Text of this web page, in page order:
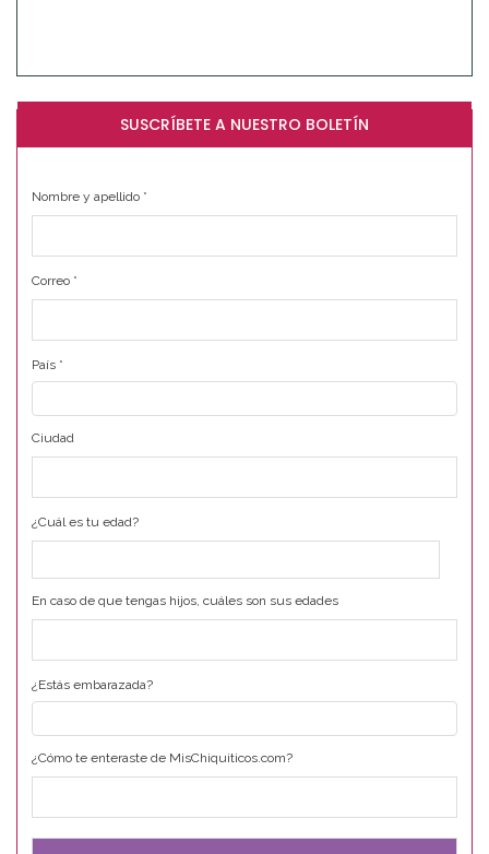
SUSCRÍBETE A NUESTRO BOLETÍN
Nombre y apellido *
Correo *
País *
Ciudad
¿Cuál es tu edad?
En caso de que tengas hijos, cuáles son sus edades
¿Estás embarazada?
¿Cómo te enteraste de MisChiquiticos.com?